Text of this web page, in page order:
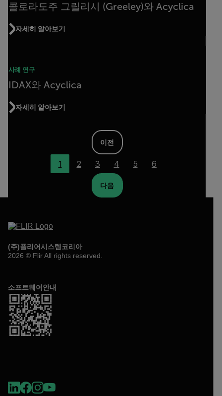
콜로라도주 그릴리시 (Greeley)와 Acyclica
자세히 알아보기
사례 연구
IDAX와 Acyclica
자세히 알아보기
이전
1 2 3 4 5 6
다음
(주)플리어시스템코리아
2026 © Flir All rights reserved.
소프트웨어안내